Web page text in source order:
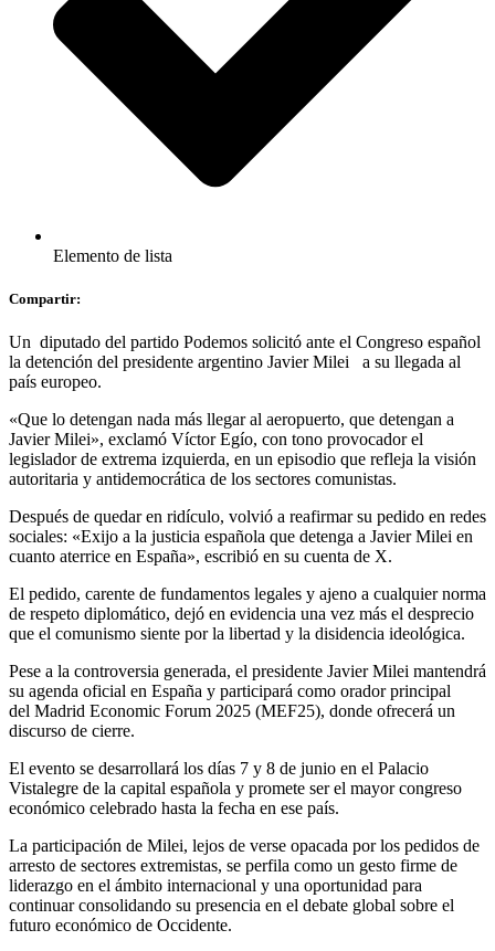
Elemento de lista
Compartir:
Un diputado del partido Podemos solicitó ante el Congreso español
la detención del presidente argentino Javier Milei a su llegada al
país europeo.
«Que lo detengan nada más llegar al aeropuerto, que detengan a
Javier Milei», exclamó Víctor Egío, con tono provocador el
legislador de extrema izquierda, en un episodio que refleja la visión
autoritaria y antidemocrática de los sectores comunistas.
Después de quedar en ridículo, volvió a reafirmar su pedido en redes
sociales: «Exijo a la justicia española que detenga a Javier Milei en
cuanto aterrice en España», escribió en su cuenta de X.
El pedido, carente de fundamentos legales y ajeno a cualquier norma
de respeto diplomático, dejó en evidencia una vez más el desprecio
que el comunismo siente por la libertad y la disidencia ideológica.
Pese a la controversia generada, el presidente Javier Milei mantendrá
su agenda oficial en España y participará como orador principal
del Madrid Economic Forum 2025 (MEF25), donde ofrecerá un
discurso de cierre.
El evento se desarrollará los días 7 y 8 de junio en el Palacio
Vistalegre de la capital española y promete ser el mayor congreso
económico celebrado hasta la fecha en ese país.
La participación de Milei, lejos de verse opacada por los pedidos de
arresto de sectores extremistas, se perfila como un gesto firme de
liderazgo en el ámbito internacional y una oportunidad para
continuar consolidando su presencia en el debate global sobre el
futuro económico de Occidente.